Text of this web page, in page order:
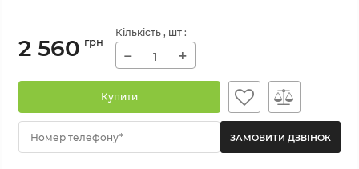
2 560 грн
Кількість , шт :
− +
Купити
Номер телефону*